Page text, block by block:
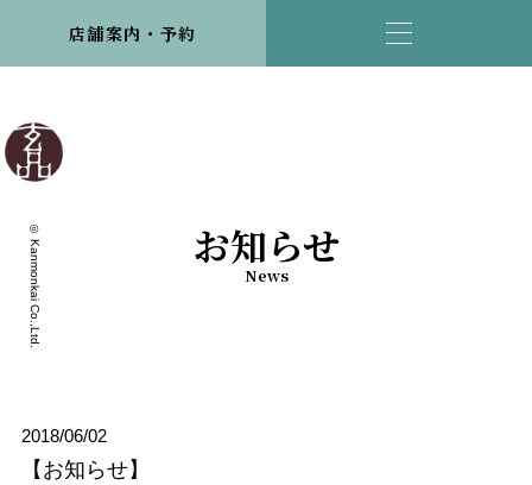
店舗案内・予約
© Kanmonkai Co.,Ltd. お知らせ
News
2018/06/02
【お知らせ】